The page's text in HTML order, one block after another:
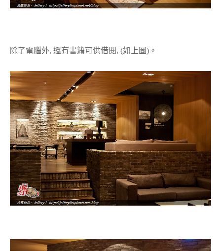
除了電腦外, 還有書籍可供借閱, (如上圖)。